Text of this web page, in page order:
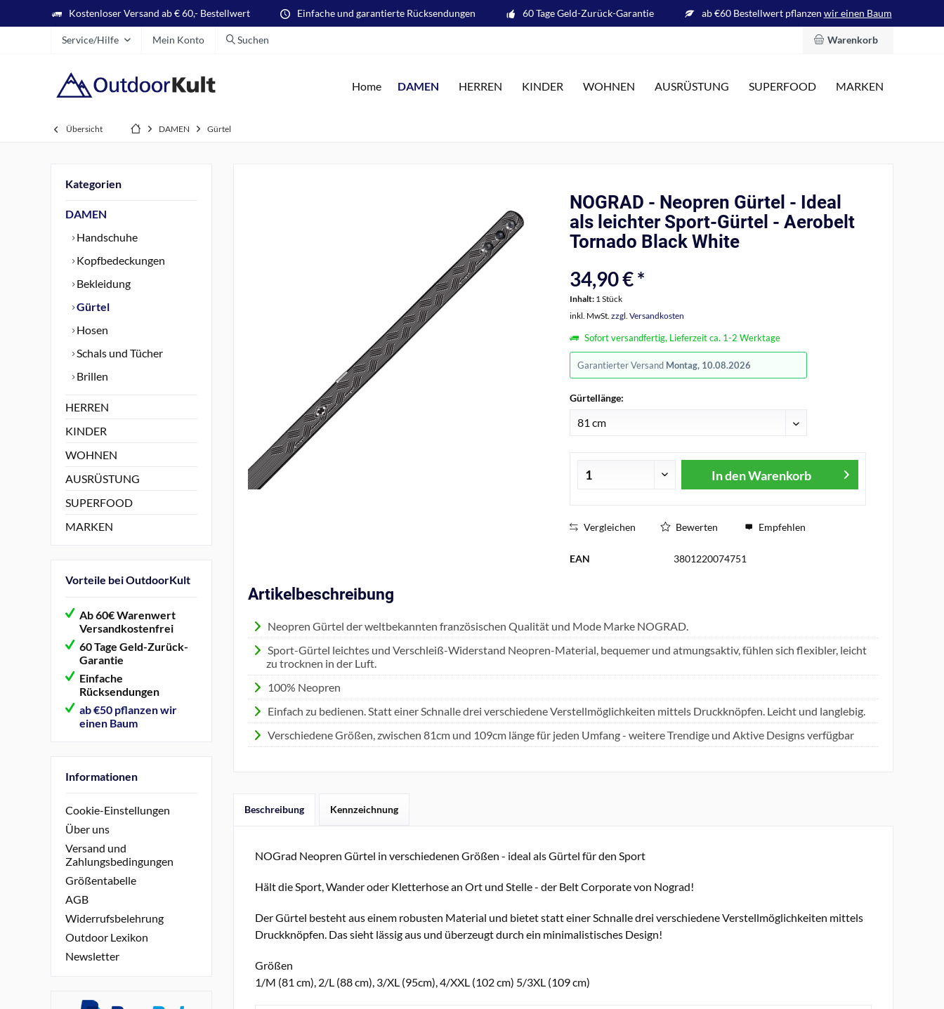
Kostenloser Versand ab € 60,- Bestellwert Einfache und garantierte Rücksendungen 60 Tage Geld-Zurück-Garantie ab €60 Bestellwert pflanzen wir einen Baum
Warenkorb
Service/Hilfe Mein Konto Suchen
Home DAMEN HERREN KINDER WOHNEN AUSRÜSTUNG SUPERFOOD MARKEN
Übersicht DAMEN Gürtel
Kategorien
DAMEN
Handschuhe
Kopfbedeckungen
Bekleidung
Gürtel
Hosen
Schals und Tücher
Brillen
HERREN
KINDER
WOHNEN
AUSRÜSTUNG
SUPERFOOD
MARKEN
Vorteile bei OutdoorKult
Ab 60€ Warenwert
Versandkostenfrei
60 Tage Geld-Zurück-
Garantie
Einfache
Rücksendungen
ab €50 pflanzen wir
einen Baum
Informationen
Cookie-Einstellungen
Über uns
Versand und
Zahlungsbedingungen
Größentabelle
AGB
Widerrufsbelehrung
Outdoor Lexikon
Newsletter
NOGRAD - Neopren Gürtel - Ideal
als leichter Sport-Gürtel - Aerobelt
Tornado Black White
34,90 € *
Inhalt: 1 Stück
inkl. MwSt. zzgl. Versandkosten
Sofort versandfertig, Lieferzeit ca. 1-2 Werktage
Garantierter Versand Montag, 10.08.2026
Gürtellänge:
In denWarenkorb
Vergleichen Bewerten Empfehlen
EAN 3801220074751
Artikelbeschreibung
Neopren Gürtel der weltbekannten französischen Qualität und Mode Marke NOGRAD.
Sport-Gürtel leichtes und Verschleiß-Widerstand Neopren-Material, bequemer und atmungsaktiv, fühlen sich flexibler, leicht
zu trocknen in der Luft.
100% Neopren
Einfach zu bedienen. Statt einer Schnalle drei verschiedene Verstellmöglichkeiten mittels Druckknöpfen. Leicht und langlebig.
Verschiedene Größen, zwischen 81cm und 109cm länge für jeden Umfang - weitere Trendige und Aktive Designs verfügbar
Beschreibung Kennzeichnung
NOGrad Neopren Gürtel in verschiedenen Größen - ideal als Gürtel für den Sport
Hält die Sport, Wander oder Kletterhose an Ort und Stelle - der Belt Corporate von Nograd!
Der Gürtel besteht aus einem robusten Material und bietet statt einer Schnalle drei verschiedene Verstellmöglichkeiten mittels
Druckknöpfen. Das sieht lässig aus und überzeugt durch ein minimalistisches Design!
Größen
1/M (81 cm), 2/L (88 cm), 3/XL (95cm), 4/XXL (102 cm) 5/3XL (109 cm)